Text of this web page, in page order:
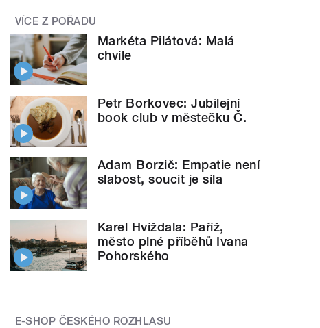
VÍCE Z POŘADU
Markéta Pilátová: Malá
chvíle
Petr Borkovec: Jubilejní
book club v městečku Č.
Adam Borzič: Empatie není
slabost, soucit je síla
Karel Hvíždala: Paříž,
město plné příběhů Ivana
Pohorského
E-SHOP ČESKÉHO ROZHLASU